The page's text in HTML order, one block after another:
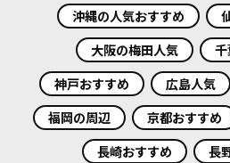
沖縄の人気おすすめ
大阪の梅田人気
神戸おすすめ
広島人気
福岡の周辺
京都おすすめ
長崎おすすめ
長